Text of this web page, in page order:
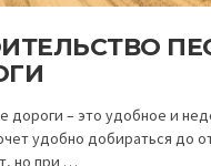
дороги – это удобное и
удобно добираться до
но при …